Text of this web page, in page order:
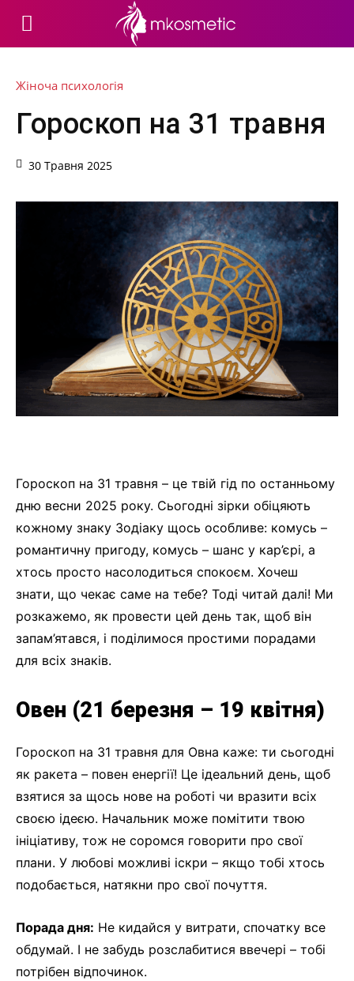
Жіноча психологія
Гороскоп на 31 травня
30 Травня 2025
Гороскоп на 31 травня – це твій гід по останньому
дню весни 2025 року. Сьогодні зірки обіцяють
кожному знаку Зодіаку щось особливе: комусь –
романтичну пригоду, комусь – шанс у кар’єрі, а
хтось просто насолодиться спокоєм. Хочеш
знати, що чекає саме на тебе? Тоді читай далі! Ми
розкажемо, як провести цей день так, щоб він
запам’ятався, і поділимося простими порадами
для всіх знаків.
Овен (21 березня – 19 квітня)
Гороскоп на 31 травня для Овна каже: ти сьогодні
як ракета – повен енергії! Це ідеальний день, щоб
взятися за щось нове на роботі чи вразити всіх
своєю ідеєю. Начальник може помітити твою
ініціативу, тож не соромся говорити про свої
плани. У любові можливі іскри – якщо тобі хтось
подобається, натякни про свої почуття.
Порада дня: Не кидайся у витрати, спочатку все
обдумай. І не забудь розслабитися ввечері – тобі
потрібен відпочинок.